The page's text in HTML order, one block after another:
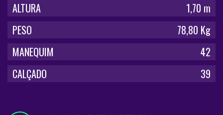
ALTURA
1,70 m
PESO
78,80 Kg
MANEQUIM
42
CALÇADO
39